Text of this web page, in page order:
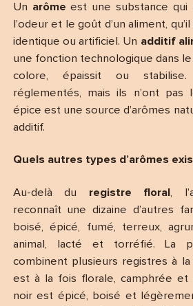
Un arôme est une substance qui
l’odeur et le goût d’un aliment,
identique ou artificiel. Un additif
une fonction technologique dans
colore, épaissit ou
réglementés, mais ils n’ont
épice est une source d’arômes
additif.
Quels autres types d’arômes
Au-delà du registre floral,
reconnaît une dizaine d’autres
boisé, épicé, fumé, terreux,
animal, lacté et torréfié. La
combinent plusieurs registres à
est à la fois florale, camphrée et
noir est épicé, boisé et